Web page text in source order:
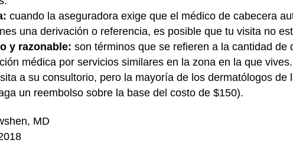
cuando la aseguradora exige que el médico de cabecera
una derivación o referencia, es posible que tu visita no
y razonable: son términos que se refieren a la cantidad de
médica por servicios similares en la zona en la que
a su consultorio, pero la mayoría de los dermatólogos de
un reembolso sobre la base del costo de $150).
MD